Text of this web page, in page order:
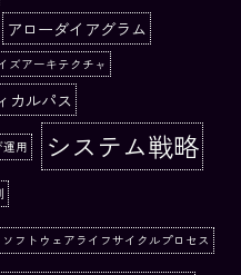
アローダイアグラム
ズアーキテクチャ
カルパス
用 システム戦略
ソフトウェアライフサイクルプロセス